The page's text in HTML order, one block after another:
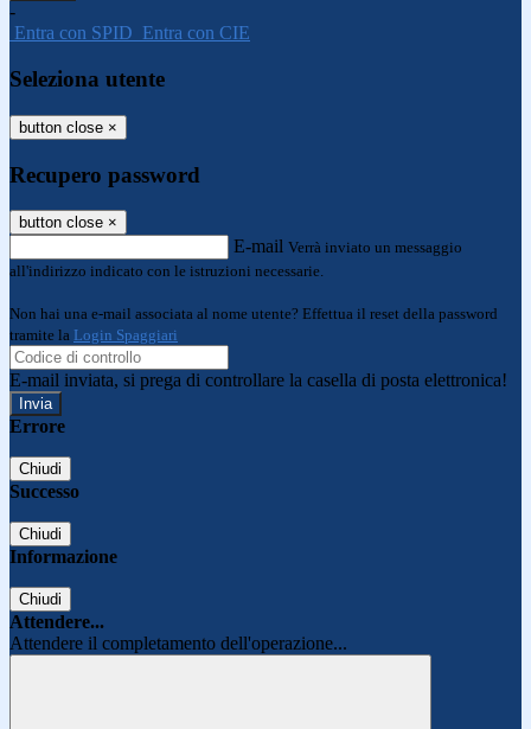
-
Entra con SPID Entra con CIE
Seleziona utente
button close ×
Recupero password
button close ×
E-mail Verrà inviato un messaggio
all'indirizzo indicato con le istruzioni necessarie.
Non hai una e-mail associata al nome utente? Effettua il reset della password
tramite la Login Spaggiari
E-mail inviata, si prega di controllare la casella di posta elettronica!
Errore
Chiudi
Successo
Chiudi
Informazione
Chiudi
Attendere...
Attendere il completamento dell'operazione...